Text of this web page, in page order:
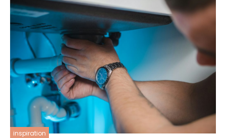
inspiration